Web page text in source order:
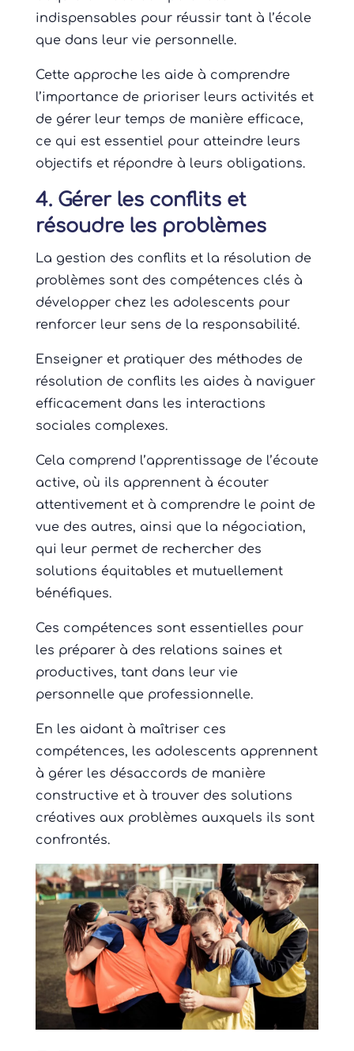
indispensables pour réussir tant à l’école
que dans leur vie personnelle.
Cette approche les aide à comprendre
l’importance de prioriser leurs activités et
de gérer leur temps de manière efficace,
ce qui est essentiel pour atteindre leurs
objectifs et répondre à leurs obligations.
4. Gérer les conflits et
résoudre les problèmes
La gestion des conflits et la résolution de
problèmes sont des compétences clés à
développer chez les adolescents pour
renforcer leur sens de la responsabilité.
Enseigner et pratiquer des méthodes de
résolution de conflits les aides à naviguer
efficacement dans les interactions
sociales complexes.
Cela comprend l’apprentissage de l’écoute
active, où ils apprennent à écouter
attentivement et à comprendre le point de
vue des autres, ainsi que la négociation,
qui leur permet de rechercher des
solutions équitables et mutuellement
bénéfiques.
Ces compétences sont essentielles pour
les préparer à des relations saines et
productives, tant dans leur vie
personnelle que professionnelle.
En les aidant à maîtriser ces
compétences, les adolescents apprennent
à gérer les désaccords de manière
constructive et à trouver des solutions
créatives aux problèmes auxquels ils sont
confrontés.